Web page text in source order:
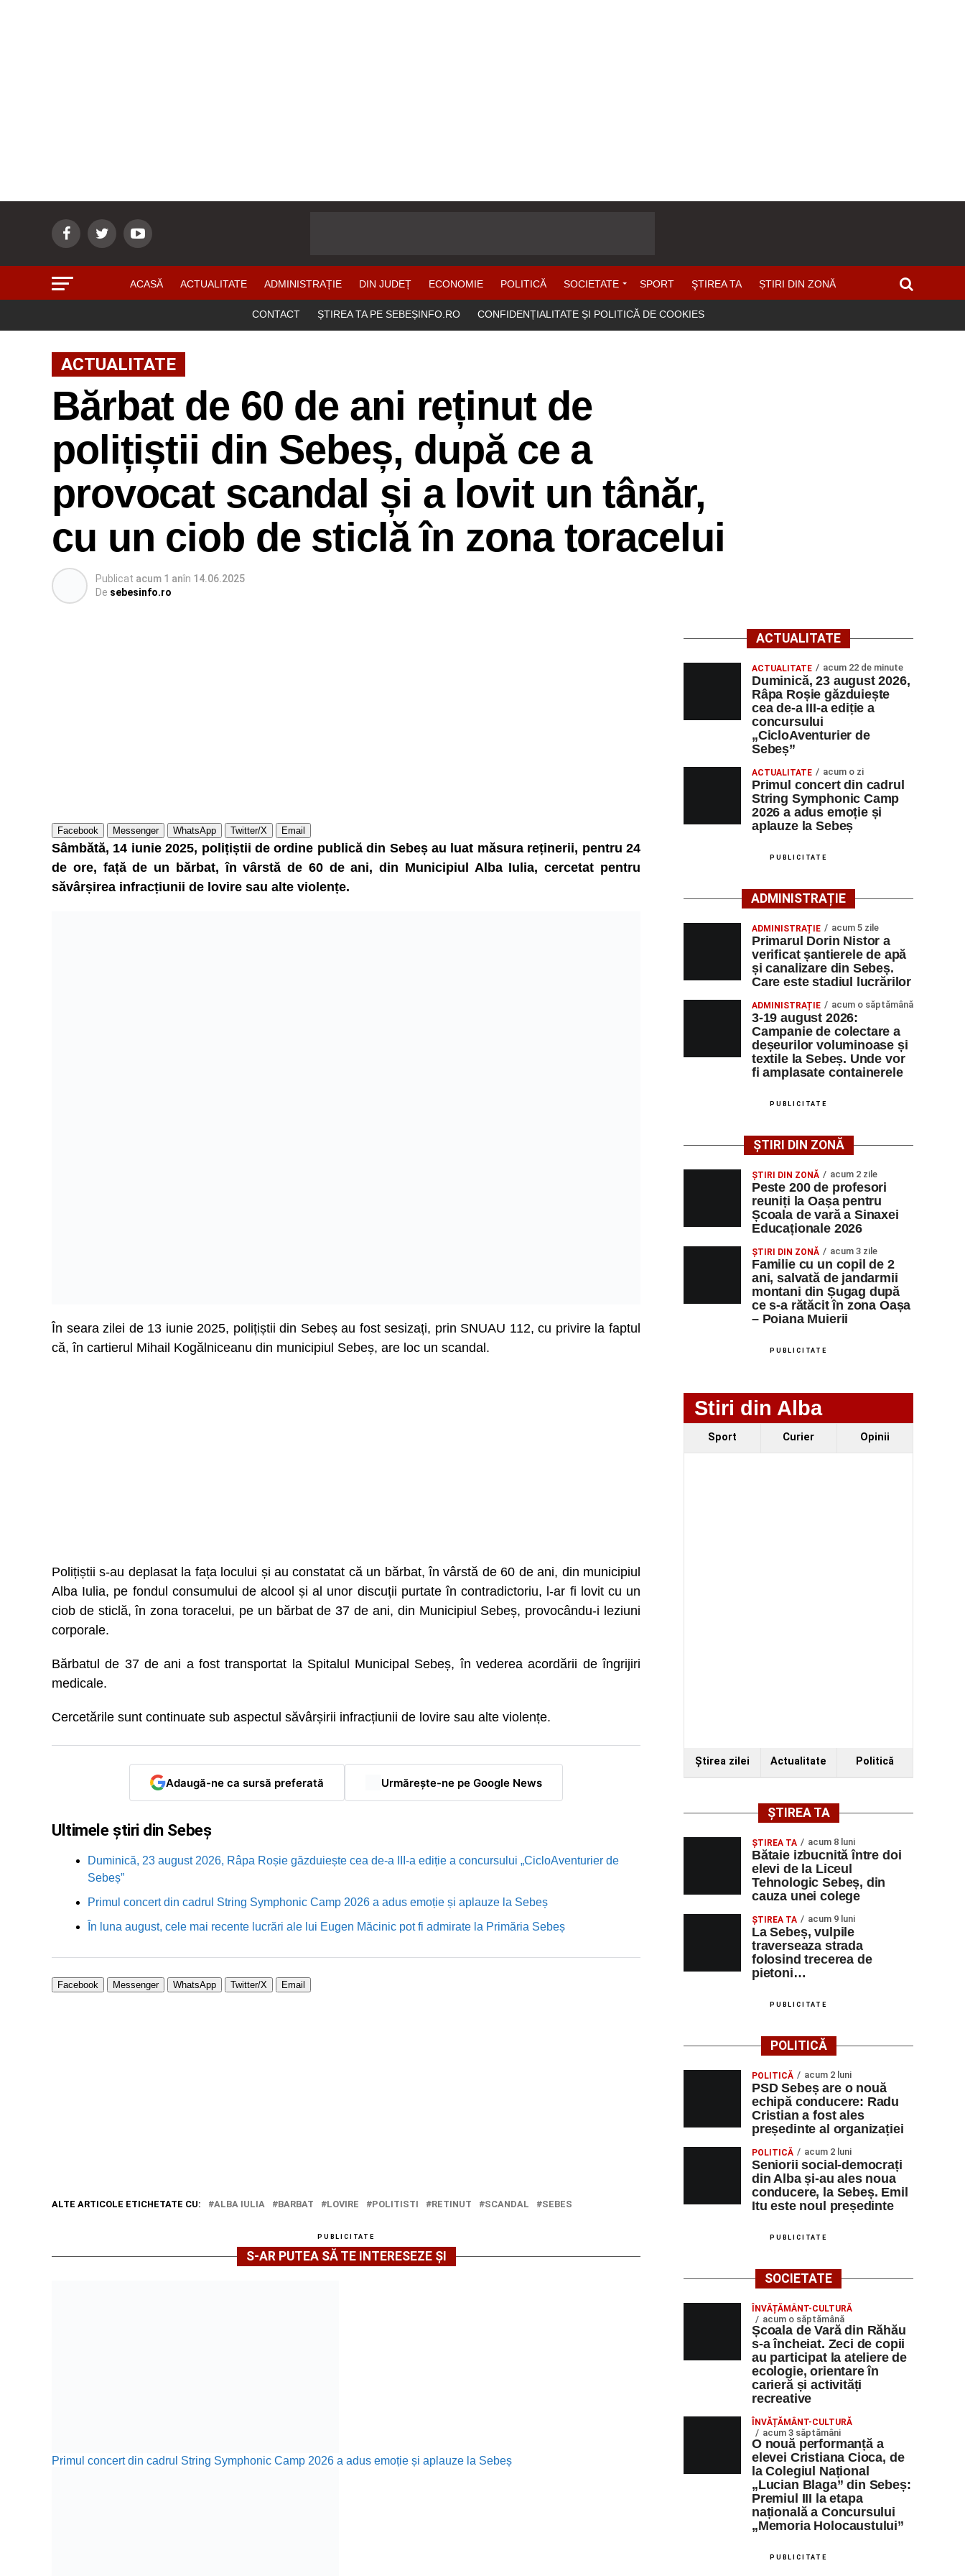
ACASĂ ACTUALITATE ADMINISTRAȚIE DIN JUDEȚ ECONOMIE POLITICĂ SOCIETATE SPORT ŞTIREA TA ȘTIRI DIN ZONĂ
CONTACT ȘTIREA TA PE SEBEȘINFO.RO CONFIDENȚIALITATE ȘI POLITICĂ DE COOKIES
ACTUALITATE
Bărbat de 60 de ani reținut de
polițiștii din Sebeș, după ce a
provocat scandal și a lovit un tânăr,
cu un ciob de sticlă în zona toracelui
Publicat acum 1 anîn 14.06.2025
De sebesinfo.ro
Facebook Messenger WhatsApp Twitter/X Email
Sâmbătă, 14 iunie 2025, polițiștii de ordine publică din Sebeș au luat măsura reținerii, pentru 24
de ore, față de un bărbat, în vârstă de 60 de ani, din Municipiul Alba Iulia, cercetat pentru
săvârșirea infracțiunii de lovire sau alte violențe.
În seara zilei de 13 iunie 2025, polițiștii din Sebeș au fost sesizați, prin SNUAU 112, cu privire la faptul
că, în cartierul Mihail Kogălniceanu din municipiul Sebeș, are loc un scandal.
Polițiștii s-au deplasat la fața locului și au constatat că un bărbat, în vârstă de 60 de ani, din municipiul
Alba Iulia, pe fondul consumului de alcool și al unor discuții purtate în contradictoriu, l-ar fi lovit cu un
ciob de sticlă, în zona toracelui, pe un bărbat de 37 de ani, din Municipiul Sebeș, provocându-i leziuni
corporale.
Bărbatul de 37 de ani a fost transportat la Spitalul Municipal Sebeș, în vederea acordării de îngrijiri
medicale.
Cercetările sunt continuate sub aspectul săvârșirii infracțiunii de lovire sau alte violențe.
Adaugă-ne ca sursă preferată Urmărește-ne pe Google News
Ultimele știri din Sebeș
Duminică, 23 august 2026, Râpa Roșie găzduiește cea de-a III-a ediție a concursului „CicloAventurier de
Sebeș”
Primul concert din cadrul String Symphonic Camp 2026 a adus emoție și aplauze la Sebeș
În luna august, cele mai recente lucrări ale lui Eugen Măcinic pot fi admirate la Primăria Sebeș
Facebook Messenger WhatsApp Twitter/X Email
ALTE ARTICOLE ETICHETATE CU: ALBA IULIA BARBAT LOVIRE POLITISTI RETINUT SCANDAL SEBES
PUBLICITATE
S-AR PUTEA SĂ TE INTERESEZE ȘI
Primul concert din cadrul String Symphonic Camp 2026 a adus emoție și aplauze la Sebeș
ACTUALITATE
ACTUALITATE acum 22 de minute
Duminică, 23 august 2026,
Râpa Roșie găzduiește
cea de-a III-a ediție a
concursului
„CicloAventurier de
Sebeș”
ACTUALITATE acum o zi
Primul concert din cadrul
String Symphonic Camp
2026 a adus emoție și
aplauze la Sebeș
PUBLICITATE
ADMINISTRAȚIE
ADMINISTRAȚIE acum 5 zile
Primarul Dorin Nistor a
verificat șantierele de apă
și canalizare din Sebeș.
Care este stadiul lucrărilor
ADMINISTRAȚIE acum o săptămână
3-19 august 2026:
Campanie de colectare a
deșeurilor voluminoase și
textile la Sebeș. Unde vor
fi amplasate containerele
PUBLICITATE
ȘTIRI DIN ZONĂ
ȘTIRI DIN ZONĂ acum 2 zile
Peste 200 de profesori
reuniți la Oașa pentru
Școala de vară a Sinaxei
Educaționale 2026
ȘTIRI DIN ZONĂ acum 3 zile
Familie cu un copil de 2
ani, salvată de jandarmii
montani din Șugag după
ce s-a rătăcit în zona Oașa
– Poiana Muierii
PUBLICITATE
Stiri din Alba
Sport Curier Opinii
Ştirea zilei Actualitate Politică
ȘTIREA TA
ŞTIREA TA acum 8 luni
Bătaie izbucnită între doi
elevi de la Liceul
Tehnologic Sebeș, din
cauza unei colege
ŞTIREA TA acum 9 luni
La Sebeș, vulpile
traverseaza strada
folosind trecerea de
pietoni…
PUBLICITATE
POLITICĂ
POLITICĂ acum 2 luni
PSD Sebeș are o nouă
echipă conducere: Radu
Cristian a fost ales
președinte al organizației
POLITICĂ acum 2 luni
Seniorii social-democrați
din Alba și-au ales noua
conducere, la Sebeș. Emil
Itu este noul președinte
PUBLICITATE
SOCIETATE
ÎNVĂȚĂMÂNT-CULTURĂ
acum o săptămână
Școala de Vară din Răhău
s-a încheiat. Zeci de copii
au participat la ateliere de
ecologie, orientare în
carieră și activități
recreative
ÎNVĂȚĂMÂNT-CULTURĂ
acum 3 săptămâni
O nouă performanță a
elevei Cristiana Cioca, de
la Colegiul Național
„Lucian Blaga” din Sebeș:
Premiul III la etapa
națională a Concursului
„Memoria Holocaustului”
PUBLICITATE